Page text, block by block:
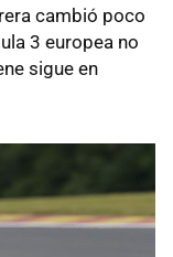
cambió poco
3 europea no
sigue en